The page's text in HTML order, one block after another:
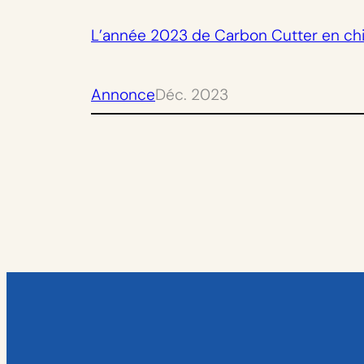
L’année 2023 de Carbon Cutter en
AnnonceDéc. 2023